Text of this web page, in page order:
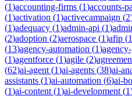
(1)accounting-firms (1)accounts-
(1)activation (1)activecampaign (2
(1)adequacy (1)admin-api (1)
(2)adoption (2)aerospace (1)afip (1
(13)agency-automation (1)
(1)agentforce (1)agile (2)
(62)ai-agent (1)ai-agents (38)ai-
assistants (1)ai-automation (6)ai-
(1)ai-content (1)ai-development (1